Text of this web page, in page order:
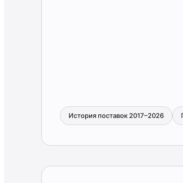
История поставок 2017–2026